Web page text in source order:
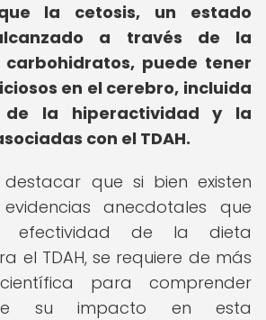
la cetosis, un estado
a través de la
puede tener
en el cerebro, incluida
de la hiperactividad y la
con el TDAH.
que si bien existen
anecdotales que
efectividad de la dieta
el TDAH, se requiere de más
para comprender
su impacto en esta